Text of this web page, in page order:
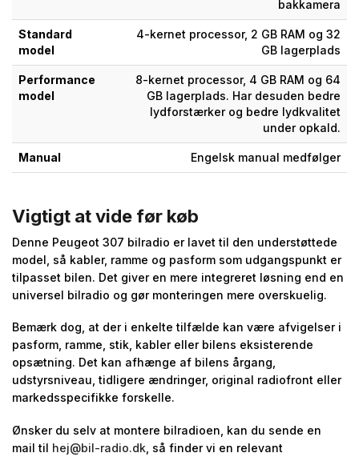
bakkamera
Standard
model
4-kernet processor, 2 GB RAM og 32
GB lagerplads
Performance
model
8-kernet processor, 4 GB RAM og 64
GB lagerplads. Har desuden bedre
lydforstærker og bedre lydkvalitet
under opkald.
Manual Engelsk manual medfølger
Vigtigt at vide før køb
Denne Peugeot 307 bilradio er lavet til den understøttede
model, så kabler, ramme og pasform som udgangspunkt er
tilpasset bilen. Det giver en mere integreret løsning end en
universel bilradio og gør monteringen mere overskuelig.
Bemærk dog, at der i enkelte tilfælde kan være afvigelser i
pasform, ramme, stik, kabler eller bilens eksisterende
opsætning. Det kan afhænge af bilens årgang,
udstyrsniveau, tidligere ændringer, original radiofront eller
markedsspecifikke forskelle.
Ønsker du selv at montere bilradioen, kan du sende en
mail til hej@bil-radio.dk , så finder vi en relevant